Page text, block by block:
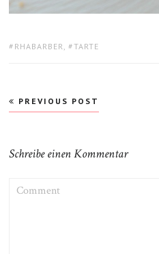
TAGS:
RHABARBER , TARTE
Beitragsnavigation
PREVIOUS POST
Schreibe einen Kommentar